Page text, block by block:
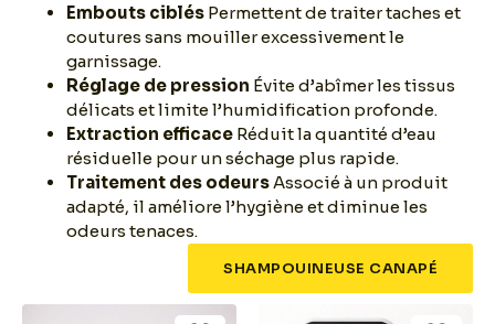
Embouts ciblés Permettent de traiter taches et
coutures sans mouiller excessivement le
garnissage.
Réglage de pression Évite d’abîmer les tissus
délicats et limite l’humidification profonde.
Extraction efficace Réduit la quantité d’eau
résiduelle pour un séchage plus rapide.
Traitement des odeurs Associé à un produit
adapté, il améliore l’hygiène et diminue les
odeurs tenaces.
SHAMPOUINEUSE CANAPÉ